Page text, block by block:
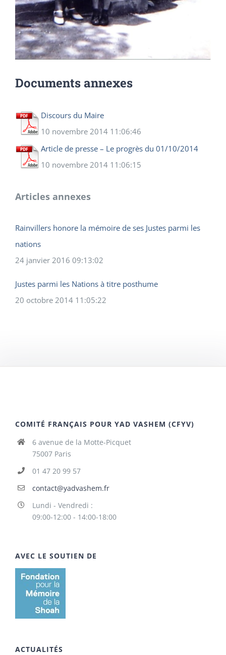
Documents annexes
Discours du Maire
10 novembre 2014 11:06:46
Article de presse – Le progrès du 01/10/2014
10 novembre 2014 11:06:15
Articles annexes
Rainvillers honore la mémoire de ses Justes parmi les
nations
24 janvier 2016 09:13:02
Justes parmi les Nations à titre posthume
20 octobre 2014 11:05:22
COMITÉ FRANÇAIS POUR YAD VASHEM (CFYV)
6 avenue de la Motte-Picquet
75007 Paris
01 47 20 99 57
contact@yadvashem.fr
Lundi - Vendredi :
09:00-12:00 - 14:00-18:00
AVEC LE SOUTIEN DE
ACTUALITÉS